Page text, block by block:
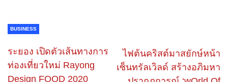
BUSINESS
ระยอง เปิดตัวเส้นทางการ
ท่องเที่ยวใหม่ Rayong
Design FOOD 2020
ไฟต้นคริสต์มาสยักษ์หน้า
เซ็นทรัลเวิลด์ สร้างอภิมหา